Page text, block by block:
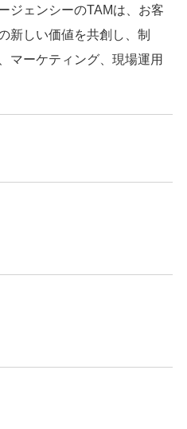
ジェンシーのTAMは、お客
新しい価値を共創し、制
マーケティング、現場運用